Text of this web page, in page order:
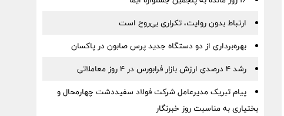
ارتباط بدون روایت، تکراری بی‌روح است
بهره‌برداری از دو دستگاه جدید پرس صابون در پاكسان
رشد ۴ درصدی ارزش بازار فرابورس در ۴ روز معاملاتی
پیام تبریک مدیرعامل شرکت فولاد سفیددشت چهارمحال و
بختیاری به مناسبت روز خبرنگار